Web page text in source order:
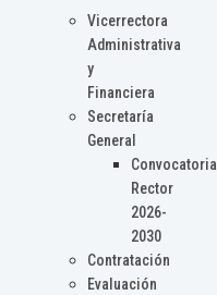
Vicerrectora
Administrativa
y
Financiera
Secretaría
General
Convocatoria
Rector
2026-
2030
Contratación
Evaluación